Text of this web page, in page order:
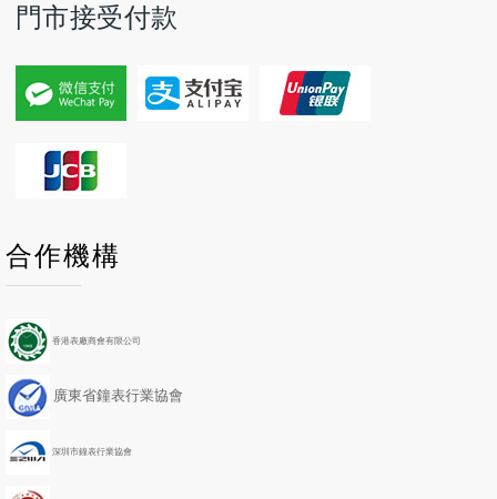
門市接受付款
合作機構
香港表廠商會有限公司
廣東省鐘表行業協會
深圳市鐘表行業協會
r
e
o
s
a
r
e
i
o
u
s
M
o
n
N
e
x
Y
e
a
r
N
e
x